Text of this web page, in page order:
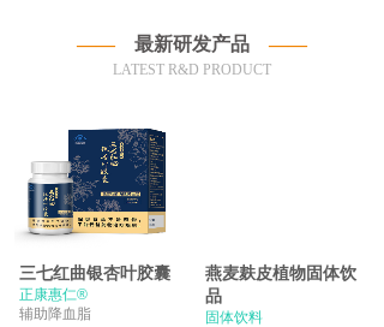
——最新研发产品——
LATEST R&D PRODUCT
三七红曲银杏叶胶囊
正康惠仁®
辅助降血脂
燕麦麸皮植物固体饮
品
固体饮料